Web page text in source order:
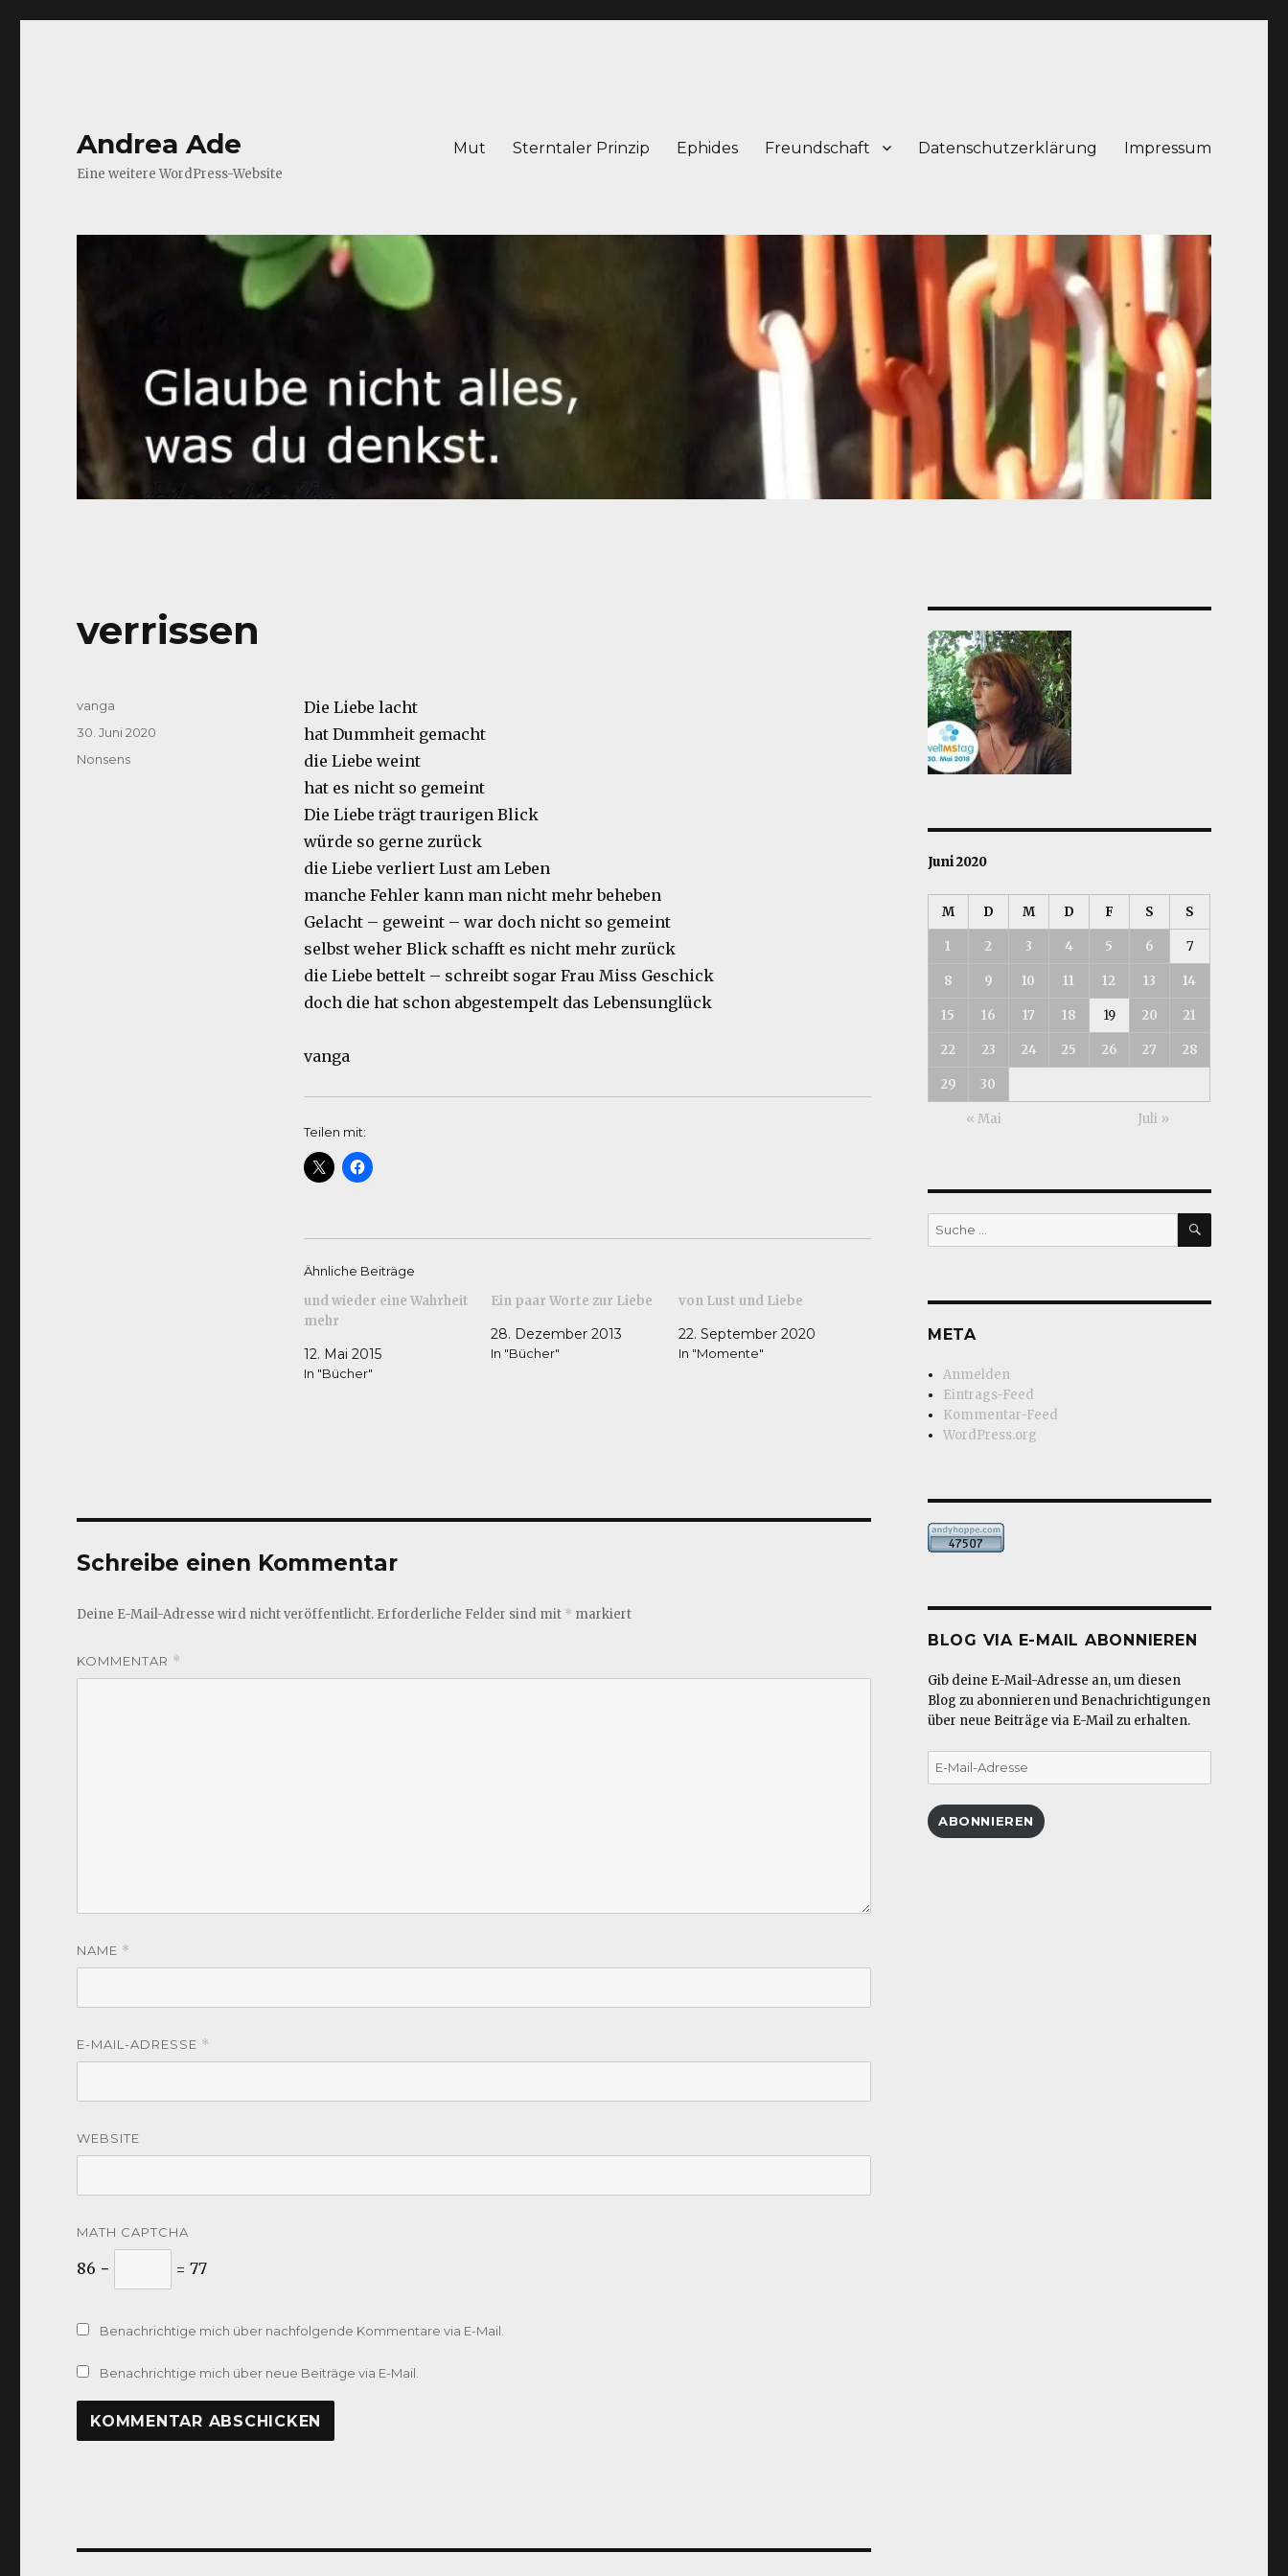
Andrea Ade
Eine weitere WordPress-Website
Mut Sterntaler Prinzip Ephides Freundschaft Datenschutzerklärung Impressum
verrissen
Die Liebe lacht
hat Dummheit gemacht
die Liebe weint
hat es nicht so gemeint
Die Liebe trägt traurigen Blick
würde so gerne zurück
die Liebe verliert Lust am Leben
manche Fehler kann man nicht mehr beheben
Gelacht – geweint – war doch nicht so gemeint
selbst weher Blick schafft es nicht mehr zurück
die Liebe bettelt – schreibt sogar Frau Miss Geschick
doch die hat schon abgestempelt das Lebensunglück
vanga
Teilen mit:
Ähnliche Beiträge
und wieder eine Wahrheit
mehr
12. Mai 2015
In "Bücher"
Ein paar Worte zur Liebe
28. Dezember 2013
In "Bücher"
von Lust und Liebe
22. September 2020
In "Momente"
Autor
vanga
Veröffentlicht
30. Juni 2020
Kategorien
Nonsens
Schreibe einen Kommentar
Deine E-Mail-Adresse wird nicht veröffentlicht. Erforderliche Felder sind mit * markiert
KOMMENTAR *
NAME *
E-MAIL-ADRESSE *
WEBSITE
MATH CAPTCHA
86 − = 77
Benachrichtige mich über nachfolgende Kommentare via E-Mail.
Benachrichtige mich über neue Beiträge via E-Mail.
Juni 2020
M D M D F S S
1 2 3 4 5 6 7
8 9 10 11 12 13 14
15 16 17 18 19 20 21
22 23 24 25 26 27 28
29 30
« Mai Juli »
Suche
nach:
SUCHEN
META
Anmelden
Eintrags-Feed
Kommentar-Feed
WordPress.org
BLOG VIA E-MAIL ABONNIEREN
Gib deine E-Mail-Adresse an, um diesen
Blog zu abonnieren und Benachrichtigungen
über neue Beiträge via E-Mail zu erhalten.
E-
Mail-
ABONNIEREN